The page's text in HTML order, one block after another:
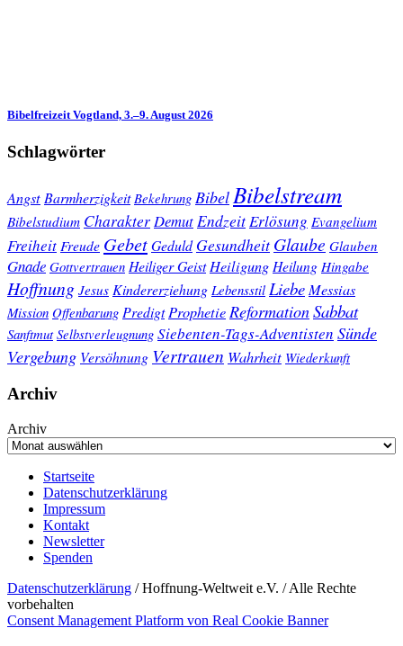
Bibelfreizeit Vogtland, 3.–9. August 2026
Schlagwörter
Angst Barmherzigkeit Bekehrung BibelBibelstream
Bibelstudium Charakter DemutEndzeitErlösung Evangelium
Freiheit Freude GebetGeduld Gesundheit Glaube Glauben
Gnade Gottvertrauen Heiliger Geist Heiligung Heilung Hingabe
Hoffnung Jesus Kindererziehung Lebensstil Liebe Messias
Mission Offenbarung Predigt ProphetieReformationSabbat
Sanftmut Selbstverleugnung Siebenten-Tags-Adventisten Sünde
Vergebung Versöhnung Vertrauen Wahrheit Wiederkunft
Archiv
Archiv
Startseite
Datenschutzerklärung
Impressum
Kontakt
Newsletter
Spenden
Datenschutzerklärung / Hoffnung-Weltweit e.V. / Alle Rechte
vorbehalten
Consent Management Platform von Real Cookie Banner